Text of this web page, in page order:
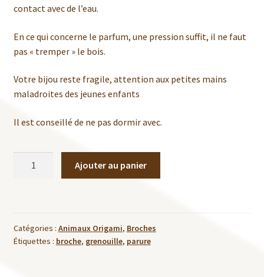
contact avec de l’eau.
En ce qui concerne le parfum, une pression suffit, il ne faut
pas « tremper » le bois.
Votre bijou reste fragile, attention aux petites mains
maladroites des jeunes enfants
Il est conseillé de ne pas dormir avec.
Ajouter au panier
Catégories : Animaux Origami, Broches
Étiquettes : broche, grenouille, parure